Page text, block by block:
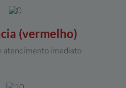
(vermelho)
atendimento imediato